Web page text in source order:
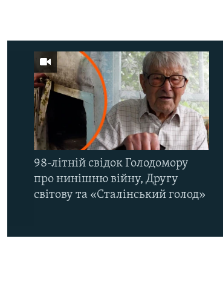
98-літній свідок Голодомору
про нинішню війну, Другу
світову та «Сталінський голод»